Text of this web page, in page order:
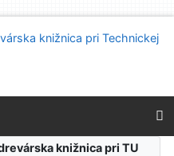
knižnica pri TU